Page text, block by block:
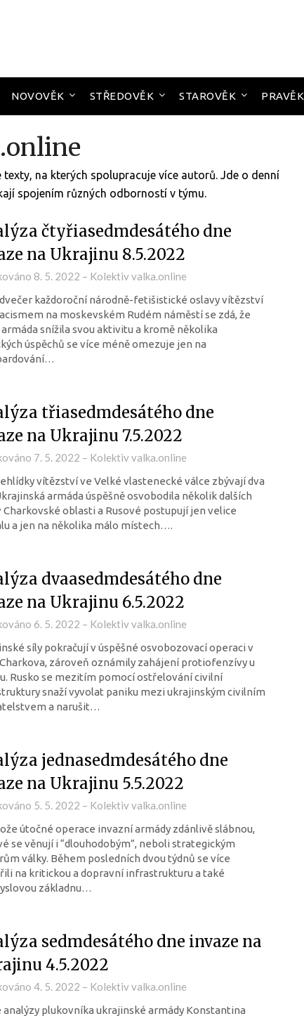
NOVOVĚK STŘEDOVĚK STAROVĚK PRAVĚK
na kterých spolupracuje více autorů. Jde o denní
spojením různých odborností v týmu.
čtyřiasedmdesátého dne
na Ukrajinu 8.5.2022
8. 5. 2022 – Kolektiv valka.online
každoroční národně-fetišistické oslavy vítězství
na moskevském Rudém náměstí se zdá, že
armáda snížila svou aktivitu a kromě několika
úspěchů se více méně omezuje jen na
třiasedmdesátého dne
na Ukrajinu 7.5.2022
7. 5. 2022 – Kolektiv valka.online
vítězství ve Velké vlastenecké válce zbývají dva
armáda úspěšně osvobodila několik dalších
Charkovské oblasti a Rusové postupují jen velice
a jen na několika málo místech….
dvaasedmdesátého dne
na Ukrajinu 6.5.2022
6. 5. 2022 – Kolektiv valka.online
síly pokračují v úspěšné osvobozovací operaci v
zároveň oznámily zahájení protiofenzívy u
Rusko se mezitím pomocí ostřelování civilní
snaží vyvolat paniku mezi ukrajinským civilním
a narušit…
jednasedmdesátého dne
na Ukrajinu 5.5.2022
5. 5. 2022 – Kolektiv valka.online
útočné operace invazní armády zdánlivě slábnou,
se věnují i “dlouhodobým”, neboli strategickým
války. Během posledních dvou týdnů se více
na kritickou a dopravní infrastrukturu a také
základnu…
sedmdesátého dne invaze na
4.5.2022
4. 5. 2022 – Kolektiv valka.online
analýzy plukovníka ukrajinské armády Konstantina